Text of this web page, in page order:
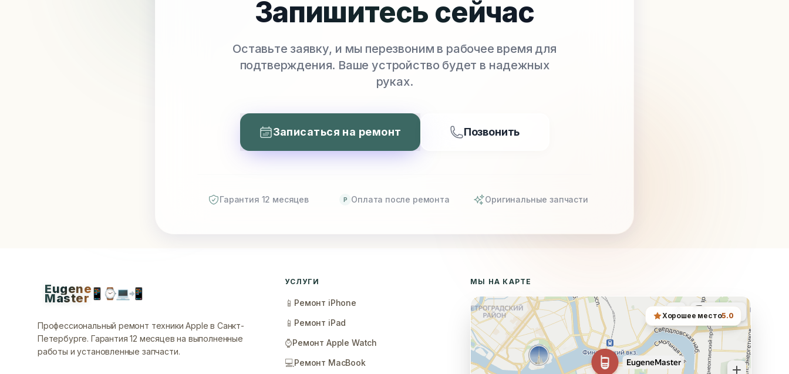
Запишитесь сейчас
Оставьте заявку, и мы перезвоним в рабочее время для
подтверждения. Ваше устройство будет в надежных
руках.
Записаться на ремонт Позвонить
Гарантия 12 месяцев P Оплата после ремонта Оригинальные запчасти
Eugene
Master📱 ⌚💻📲
Профессиональный ремонт техники Apple в Санкт-
Петербурге. Гарантия 12 месяцев на выполненные
работы и установленные запчасти.
УСЛУГИ
📱 Ремонт iPhone
📱 Ремонт iPad
⌚Ремонт Apple Watch
💻Ремонт MacBook
МЫ НА КАРТЕ
Хорошее место5.0